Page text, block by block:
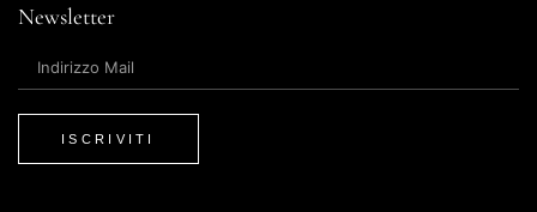
Newsletter
ISCRIVITI